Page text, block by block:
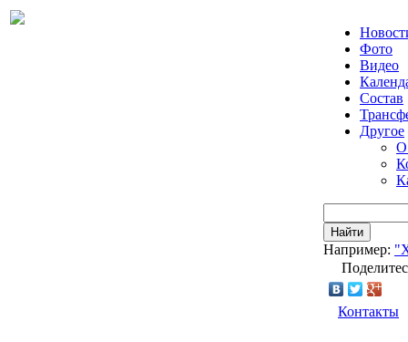
Фото
Видео
Состав
Другое
О
Найти
Например:
Контакты